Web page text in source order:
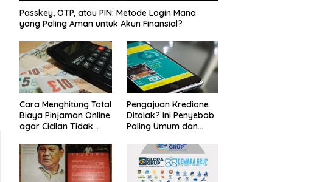
Passkey, OTP, atau PIN: Metode Login Mana
yang Paling Aman untuk Akun Finansial?
Cara Menghitung Total
Biaya Pinjaman Online
agar Cicilan Tidak
Pengajuan Kredione
Ditolak? Ini Penyebab
Paling Umum dan